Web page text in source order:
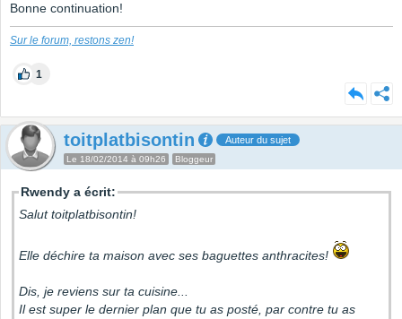
Bonne continuation!
Sur le forum, restons zen!
1
toitplatbisontin Auteur du sujet
Le 18/02/2014 à 09h26 Bloggeur
Rwendy a écrit:
Salut toitplatbisontin!
Elle déchire ta maison avec ses baguettes anthracites!
Dis, je reviens sur ta cuisine...
Il est super le dernier plan que tu as posté, par contre tu as